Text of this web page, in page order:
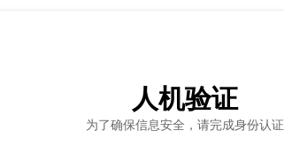
人机验证
为了确保信息安全，请完成身份认证